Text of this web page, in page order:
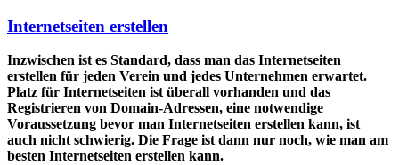
Internetseiten erstellen
Inzwischen ist es Standard, dass man das Internetseiten
erstellen für jeden Verein und jedes Unternehmen erwartet.
Platz für Internetseiten ist überall vorhanden und das
Registrieren von Domain-Adressen, eine notwendige
Voraussetzung bevor man Internetseiten erstellen kann, ist
auch nicht schwierig. Die Frage ist dann nur noch, wie man am
besten Internetseiten erstellen kann.